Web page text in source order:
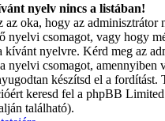
nyelv nincs a listában!
az oka, hogy az adminisztrátor
nyelvi csomagot, vagy hogy
kívánt nyelvre. Kérd meg az
nyelvi csomagot, amennyiben
készítsd el a fordítást.
keresd fel a phpBB
található).